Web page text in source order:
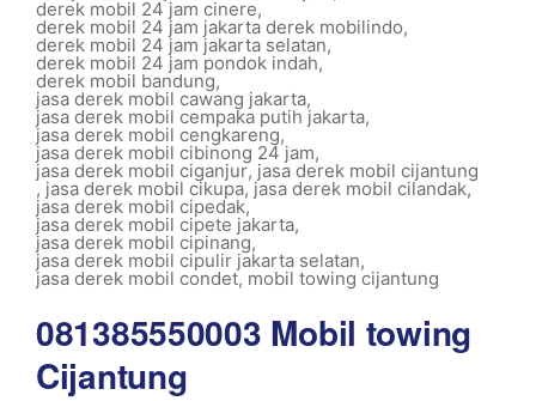
derek mobil 24 jam cinere,
derek mobil 24 jam jakarta derek mobilindo,
derek mobil 24 jam jakarta selatan,
derek mobil 24 jam pondok indah,
derek mobil bandung,
jasa derek mobil cawang jakarta,
jasa derek mobil cempaka putih jakarta,
jasa derek mobil cengkareng,
jasa derek mobil cibinong 24 jam,
jasa derek mobil ciganjur, jasa derek mobil cijantung
, jasa derek mobil cikupa, jasa derek mobil cilandak,
jasa derek mobil cipedak,
jasa derek mobil cipete jakarta,
jasa derek mobil cipinang,
jasa derek mobil cipulir jakarta selatan,
jasa derek mobil condet, mobil towing cijantung
081385550003 Mobil towing
Cijantung